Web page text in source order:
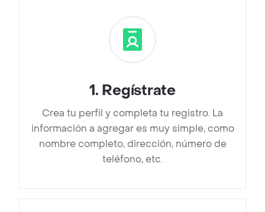
1. Regístrate
Crea tu perfil y completa tu registro. La
información a agregar es muy simple, como
nombre completo, dirección, número de
teléfono, etc.